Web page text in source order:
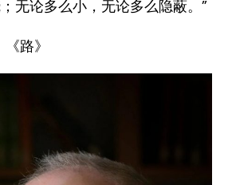
无论多么小，无论多么隐蔽。”
路》